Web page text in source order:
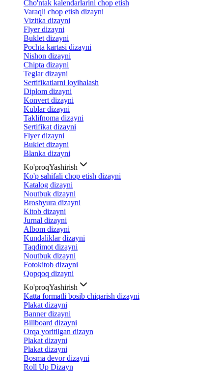
Cho'ntak kalendarlarini chop etish
Varaqli chop etish dizayni
Vizitka dizayni
Flyer dizayni
Buklet dizayni
Pochta kartasi dizayni
Nishon dizayni
Chipta dizayni
Teglar dizayni
Sertifikatlarni loyihalash
Diplom dizayni
Konvert dizayni
Kublar dizayni
Taklifnoma dizayni
Sertifikat dizayni
Flyer dizayni
Buklet dizayni
Blanka dizayni
Ko'proqYashirish
Ko'p sahifali chop etish dizayni
Katalog dizayni
Noutbuk dizayni
Broshyura dizayni
Kitob dizayni
Jurnal dizayni
Albom dizayni
Kundaliklar dizayni
Taqdimot dizayni
Noutbuk dizayni
Fotokitob dizayni
Qopqoq dizayni
Ko'proqYashirish
Katta formatli bosib chiqarish dizayni
Plakat dizayni
Banner dizayni
Billboard dizayni
Orqa yoritilgan dizayn
Plakat dizayni
Plakat dizayni
Bosma devor dizayni
Roll Up Dizayn